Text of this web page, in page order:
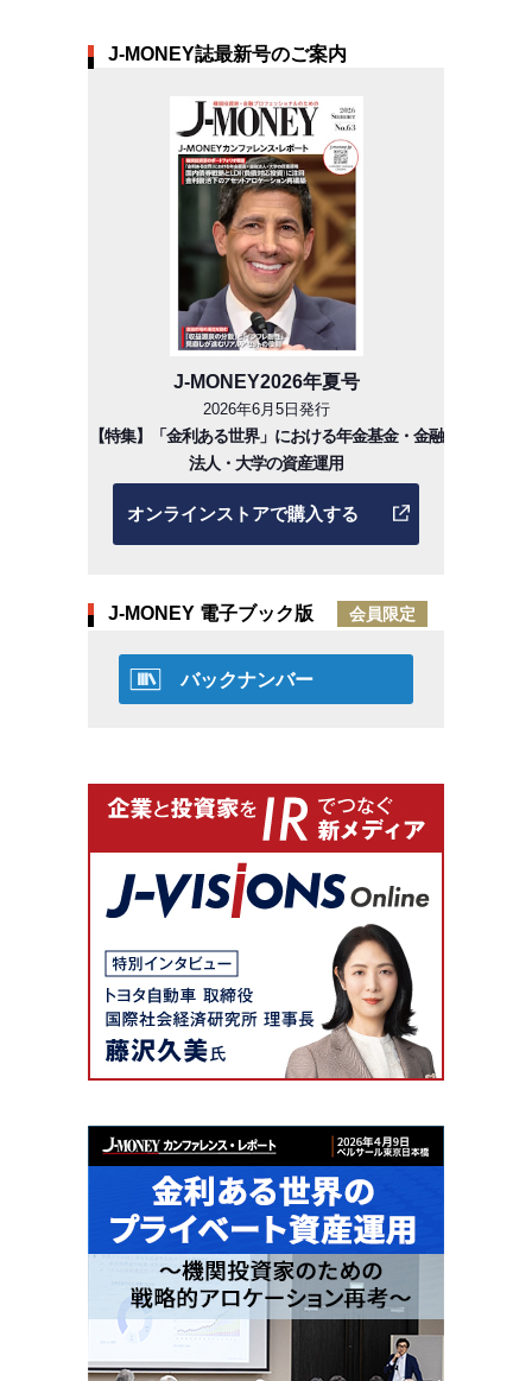
J-MONEY誌最新号のご案内
J-MONEY2026年夏号
2026年6月5日発行
【特集】「金利ある世界」における年金基金・金融
法人・大学の資産運用
オンラインストアで購入する
J-MONEY 電子ブック版 会員限定
バックナンバー